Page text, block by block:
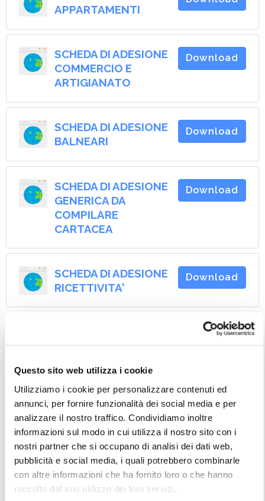
Questo sito web utilizza i cookie
Utilizziamo i cookie per personalizzare contenuti ed
annunci, per fornire funzionalità dei social media e per
analizzare il nostro traffico. Condividiamo inoltre
informazioni sul modo in cui utilizza il nostro sito con i
nostri partner che si occupano di analisi dei dati web,
pubblicità e social media, i quali potrebbero combinarle
con altre informazioni che ha fornito loro o che hanno
raccolto dal suo utilizzo dei loro servizi.
APPARTAMENTI
SCHEDA DI ADESIONE
COMMERCIO E
ARTIGIANATO
Download
SCHEDA DI ADESIONE
BALNEARI
Download
SCHEDA DI ADESIONE
GENERICA DA
COMPILARE
CARTACEA
Download
SCHEDA DI ADESIONE
RICETTIVITA'
Download
EVENTI
LOCANDINA EVENTI
SETTEMBRE 2025
Download
TRIATHLON
CESENATICO
ADRIATIC SERIES
2025
Download